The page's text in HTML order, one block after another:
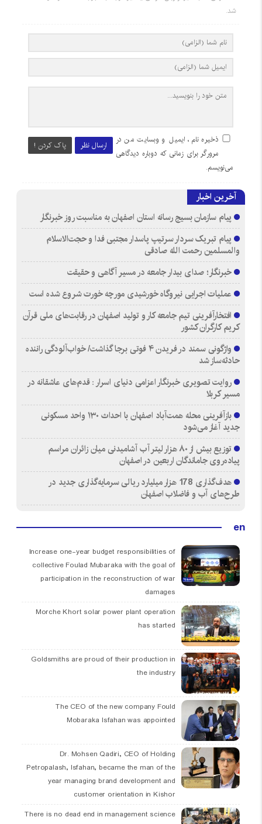
شد.
ارسال نظر پاک کردن !
ذخیره نام، ایمیل و وبسایت من در
مرورگر برای زمانی که دوباره دیدگاهی
می‌نویسم.
آخرین اخبار
پیام سازمان بسیج رسانه استان اصفهان به مناسبت روز خبرنگار
پیام تبریک سردار سرتیپ پاسدار مجتبی فدا و حجت‌الاسلام
والمسلمین رحمت الله صادقی
خبرنگار؛ صدای بیدار جامعه در مسیر آگاهی و حقیقت
عملیات اجرایی نیروگاه خورشیدی مورچه خورت شروع شده است
افتخارآفرینی تیم جامعه کار و تولید اصفهان در رقابت‌های ملی قرآن
کریم کارگران کشور
واژگونی سمند در فریدن ۴ فوتی برجا گذاشت/ خواب‌آلودگی راننده
حادثه‌ساز شد
روایت تصویری خبرنگار اعزامی دنیای اسرار : قدم‌های عاشقانه در
مسیر کربلا
بازآفرینی محله همت‌آباد اصفهان با احداث ۱۳۰ واحد مسکونی
جدید آغاز می‌شود
توزیع بیش از ۸۰ هزار لیتر آب آشامیدنی میان زائران مراسم
پیاده‌روی جاماندگان اربعین در اصفهان
هدف‌گذاری 178 هزار میلیارد ریالی سرمایه‌گذاری جدید در
طرح‌های آب و فاضلاب اصفهان
en
Increase one-year budget responsibilities of
collective Foulad Mubaraka with the goal of
participation in the reconstruction of war
damages
Morche Khort solar power plant operation
has started
Goldsmiths are proud of their production in
the industry
The CEO of the new company Fould
Mobaraka Isfahan was appointed
Dr. Mohsen Qadiri, CEO of Holding
Petropalash, Isfahan, became the man of the
year managing brand development and
customer orientation in Kishor
There is no dead end in management science